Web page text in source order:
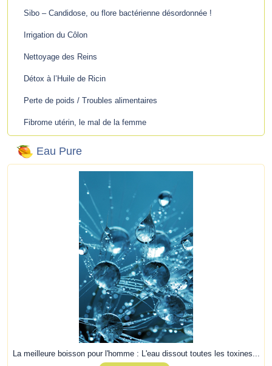
Sibo – Candidose, ou flore bactérienne désordonnée !
Irrigation du Côlon
Nettoyage des Reins
Détox à l’Huile de Ricin
Perte de poids / Troubles alimentaires
Fibrome utérin, le mal de la femme
Eau Pure
La meilleure boisson pour l'homme : L'eau dissout toutes les toxines...